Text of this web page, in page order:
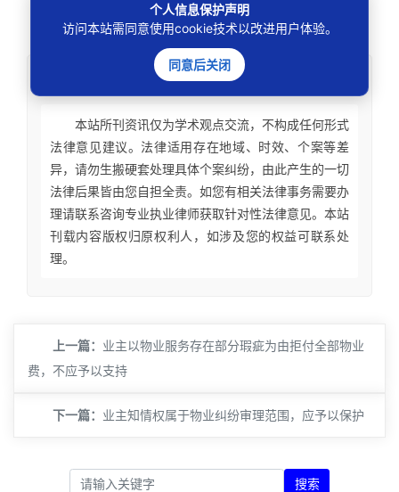
：
免责声明
本站所刊资讯仅为学术观点交流，不构成任何形式
法律意见建议。法律适用存在地域、时效、个案等差
异，请勿生搬硬套处理具体个案纠纷，由此产生的一切
法律后果皆由您自担全责。如您有相关法律事务需要办
理请联系咨询专业执业律师获取针对性法律意见。本站
刊载内容版权归原权利人，如涉及您的权益可联系处
理。
上一篇： ​业主以物业服务存在部分瑕疵为由拒付全部物业
费，不应予以支持
下一篇： ​业主知情权属于物业纠纷审理范围，应予以保护
搜索
个人信息保护声明
访问本站需同意使用cookie技术以改进用户体验。
同意后关闭